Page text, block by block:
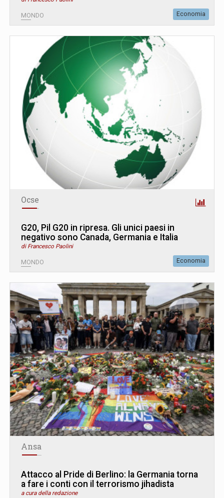
MONDO Economia
Ocse
G20, Pil G20 in ripresa. Gli unici paesi in
negativo sono Canada, Germania e Italia
di Francesco Paolini
MONDO Economia
Ansa
Attacco al Pride di Berlino: la Germania torna
a fare i conti con il terrorismo jihadista
a cura della redazione